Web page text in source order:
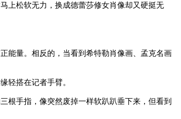
上松软无力，换成德蕾莎修女肖像却又硬挺无
能量。相反的，当看到希特勒肖像画、孟克名画
轻搭在记者手臂。
根手指，像突然废掉一样软趴趴垂下来，但看到